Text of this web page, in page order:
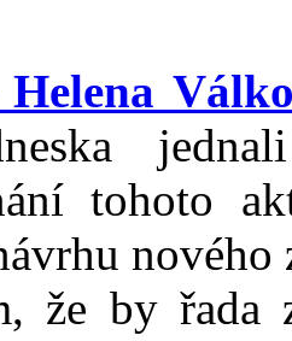
tohoto
že by řada